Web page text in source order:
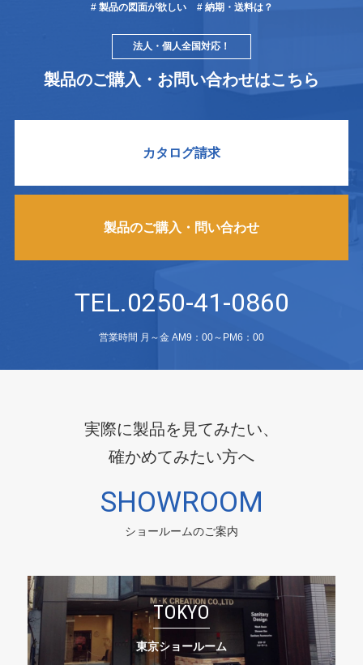
# 製品の図面が欲しい # 納期・送料は？
法人・個人全国対応！
製品のご購入・お問い合わせはこちら
カタログ請求
製品のご購入・問い合わせ
TEL.0250-41-0860
営業時間 月～金 AM9：00～PM6：00
実際に製品を見てみたい、
確かめてみたい方へ
SHOWROOM
ショールームのご案内
TOKYO
東京ショールーム